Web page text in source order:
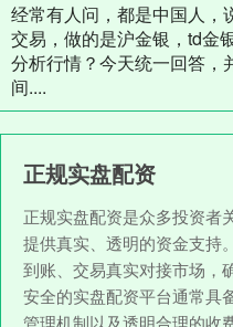
经常有人问，都是中国人，
交易，做的是沪金银，td金
分析行情？今天统一回答，
间....
正规实盘配资
正规实盘配资是众多投资者
提供真实、透明的资金支持
到账、交易真实对接市场，
安全的实盘配资平台通常具
管理机制以及透明合理的收